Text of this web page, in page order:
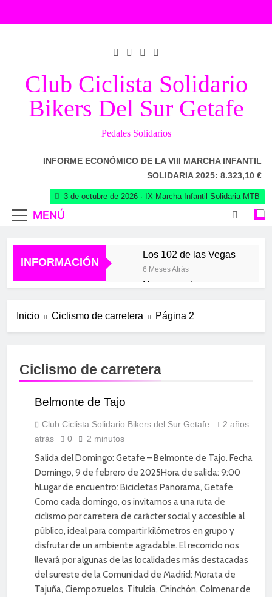
Club Ciclista Solidario
Bikers Del Sur Getafe
Pedales Solidarios
INFORME ECONÓMICO DE LA VIII MARCHA INFANTIL
SOLIDARIA 2025: 8.323,10 €
MENÚ
3 de octubre de 2026 · IX Marcha Infantil Solidaria MTB
INFORMACIÓN
Los 102 de las Vegas
6 Meses Atrás
Navacerrada
Mirador de los Buitres
El Piélago y Casillas
El Molino
1 Año Atrás
1 Año Atrás
Valdelaguna por
Perales de Tajuña
2 Años Atrás
Aranjuez
2 Años Atrás
Belmonte de Tajo
2 Años Atrás
Inicio Ciclismo de carretera Página 2
Ciclismo de carretera
CICLISMO
DE
DEPORTE
DIVERSIÓN
SOCIAL
Belmonte de Tajo
Club Ciclista Solidario Bikers del Sur Getafe
2 años
atrás
0 2 minutos
Salida del Domingo: Getafe – Belmonte de Tajo. Fecha:
Domingo, 9 de febrero de 2025Hora de salida: 9:00
hLugar de encuentro: Bicicletas Panorama, Getafe
Como cada domingo, os invitamos a una ruta de
ciclismo por carretera de carácter social y accesible al
público, ideal para compartir kilómetros en grupo y
disfrutar de un ambiente agradable. El recorrido nos
llevará por algunas de las localidades más destacadas
del sureste de la Comunidad de Madrid: Morata de
Tajuña, Ciempozuelos, Titulcia, Chinchón, Colmenar de